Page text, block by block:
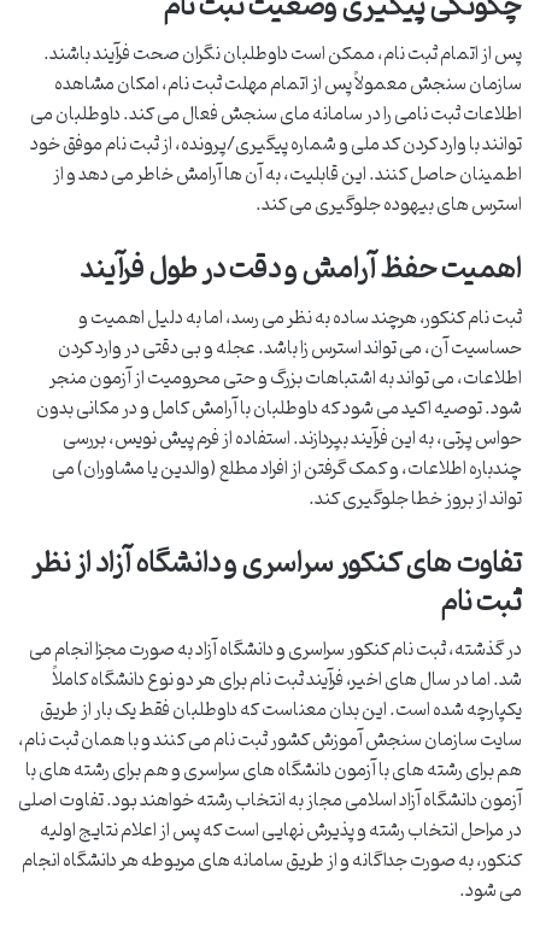
پس از اتمام ثبت نام، ممکن است داوطلبان نگران صحت فرآیند باشند.
سازمان سنجش معمولاً پس از اتمام مهلت ثبت نام، امکان مشاهده
اطلاعات ثبت نامی را در سامانه مای سنجش فعال می کند. داوطلبان می
توانند با وارد کردن کد ملی و شماره پیگیری/پرونده، از ثبت نام موفق خود
اطمینان حاصل کنند. این قابلیت، به آن ها آرامش خاطر می دهد و از
استرس های بیهوده جلوگیری می کند.
اهمیت حفظ آرامش و دقت در طول فرآیند
ثبت نام کنکور، هرچند ساده به نظر می رسد، اما به دلیل اهمیت و
حساسیت آن، می تواند استرس زا باشد. عجله و بی دقتی در وارد کردن
اطلاعات، می تواند به اشتباهات بزرگ و حتی محرومیت از آزمون منجر
شود. توصیه اکید می شود که داوطلبان با آرامش کامل و در مکانی بدون
حواس پرتی، به این فرآیند بپردازند. استفاده از فرم پیش نویس، بررسی
چندباره اطلاعات، و کمک گرفتن از افراد مطلع (والدین یا مشاوران) می
تواند از بروز خطا جلوگیری کند.
تفاوت های کنکور سراسری و دانشگاه آزاد از نظر
ثبت نام
در گذشته، ثبت نام کنکور سراسری و دانشگاه آزاد به صورت مجزا انجام می
شد. اما در سال های اخیر، فرآیند ثبت نام برای هر دو نوع دانشگاه کاملاً
یکپارچه شده است. این بدان معناست که داوطلبان فقط یک بار از طریق
سایت سازمان سنجش آموزش کشور ثبت نام می کنند و با همان ثبت نام،
هم برای رشته های با آزمون دانشگاه های سراسری و هم برای رشته های با
آزمون دانشگاه آزاد اسلامی مجاز به انتخاب رشته خواهند بود. تفاوت اصلی
در مراحل انتخاب رشته و پذیرش نهایی است که پس از اعلام نتایج اولیه
کنکور، به صورت جداگانه و از طریق سامانه های مربوطه هر دانشگاه انجام
می شود.